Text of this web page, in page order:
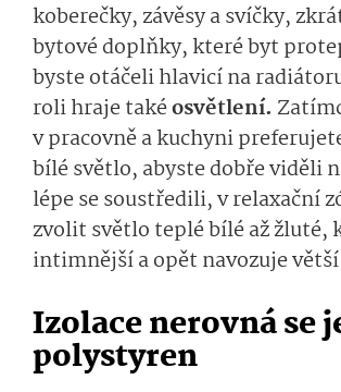
koberečky, závěsy a svíčky,
bytové doplňky, které byt
byste otáčeli hlavicí na
roli hraje takéosvětlení.
v pracovně a kuchyni
bílé světlo, abyste dobře viděli
lépe se soustředili, v relaxační
zvolit světlo teplé bílé až žluté,
intimnější a opět navozuje
Izolace nerovná se
polystyren